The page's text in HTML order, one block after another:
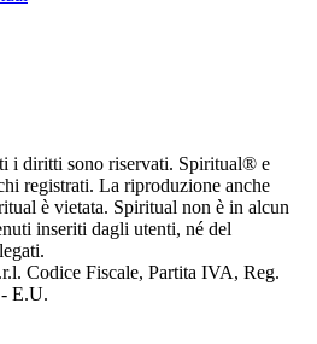
i diritti sono riservati. Spiritual® e
registrati. La riproduzione anche
è vietata. Spiritual non è in alcun
inseriti dagli utenti, né del
Codice Fiscale, Partita IVA, Reg.
E.U.